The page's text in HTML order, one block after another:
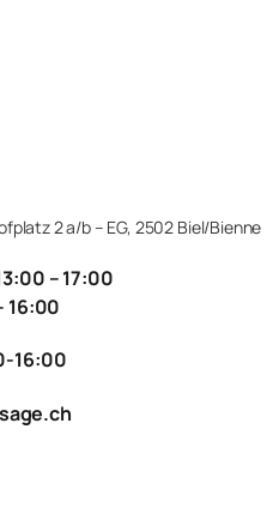
2 a/b – EG, 2502 Biel/Bienne
– 17:00
16:00
16:00